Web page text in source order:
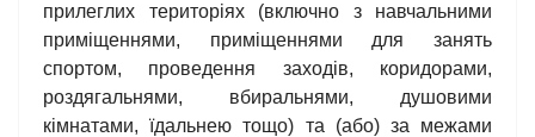
прилеглих територіях (включно з навчальними
приміщеннями, приміщеннями для занять
спортом, проведення заходів, коридорами,
роздягальнями, вбиральнями, душовими
кімнатами, їдальнею тощо) та (або) за межами